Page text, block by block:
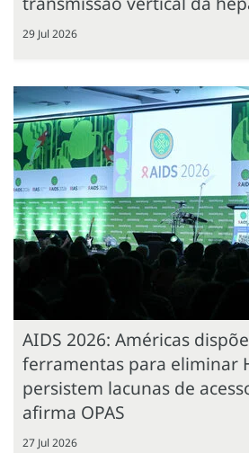
29 Jul 2026
AIDS 2026: Américas
ferramentas para eliminar
persistem lacunas de
afirma OPAS
27 Jul 2026